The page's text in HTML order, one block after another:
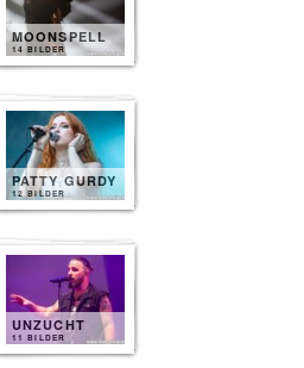
MOONSPELL
14 BILDER
PATTY GURDY
12 BILDER
UNZUCHT
11 BILDER